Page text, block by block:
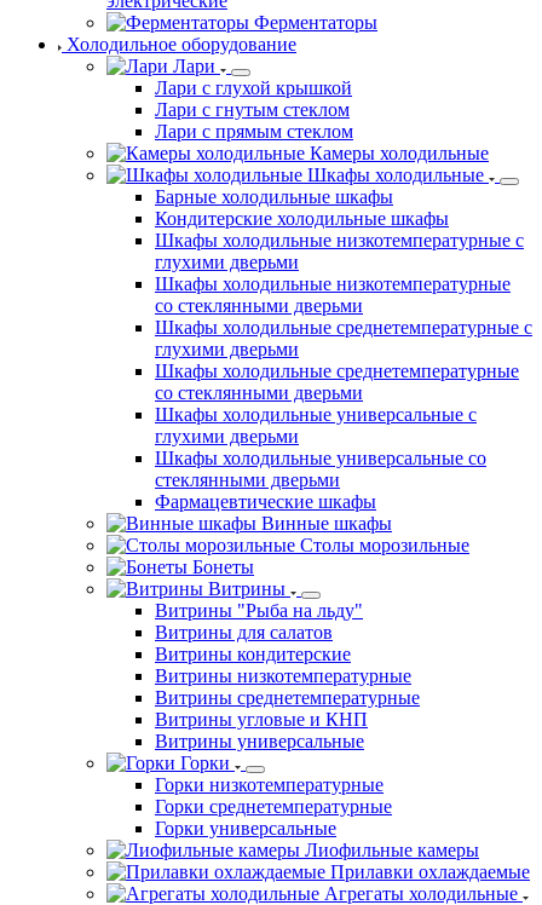
Ферментаторы
Холодильное оборудование
Лари
Лари с глухой крышкой
Лари с гнутым стеклом
Лари с прямым стеклом
Камеры холодильные
Шкафы холодильные
Барные холодильные шкафы
Кондитерские холодильные шкафы
Шкафы холодильные низкотемпературные с
глухими дверьми
Шкафы холодильные низкотемпературные
со стеклянными дверьми
Шкафы холодильные среднетемпературные с
глухими дверьми
Шкафы холодильные среднетемпературные
со стеклянными дверьми
Шкафы холодильные универсальные с
глухими дверьми
Шкафы холодильные универсальные со
стеклянными дверьми
Фармацевтические шкафы
Винные шкафы
Столы морозильные
Бонеты
Витрины
Витрины "Рыба на льду"
Витрины для салатов
Витрины кондитерские
Витрины низкотемпературные
Витрины среднетемпературные
Витрины угловые и КНП
Витрины универсальные
Горки
Горки низкотемпературные
Горки среднетемпературные
Горки универсальные
Лиофильные камеры
Прилавки охлаждаемые
Агрегаты холодильные